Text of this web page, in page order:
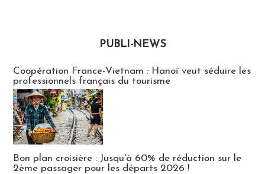
PUBLI-NEWS
Coopération France-Vietnam : Hanoï veut séduire les
professionnels français du tourisme
Bon plan croisière : Jusqu'à 60% de réduction sur le
2ème passager pour les départs 2026 !